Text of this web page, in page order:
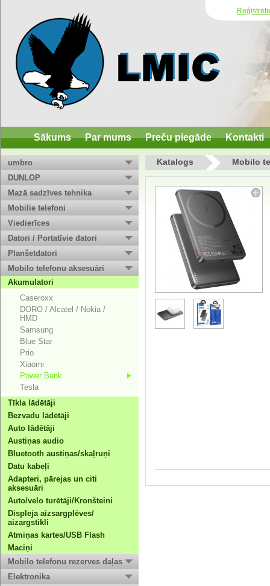
Sākums Par mums Preču piegāde Kontakti
umbro
DUNLOP
Mazā sadzīves tehnika
Mobilie telefoni
Viedierīces
Datori / Portatīvie datori
Planšetdatori
Mobilo telefonu aksesuāri
Akumulatori
Caseroxx
DORO / Alcatel / Nokia /
HMD
Samsung
Blue Star
Prio
Xiaomi
Power Bank
Tesla
Tīkla lādētāji
Bezvadu lādētāji
Auto lādētāji
Austiņas audio
Bluetooth austiņas/skaļruņi
Datu kabeļi
Adapteri, pārejas un citi
aksesuāri
Auto/velo turētāji/Kronšteini
Displeja aizsargplēves/
aizargstikli
Atmiņas kartes/USB Flash
Maciņi
Mobilo telefonu rezerves daļas
Elektronika
Katalogs Mobilo